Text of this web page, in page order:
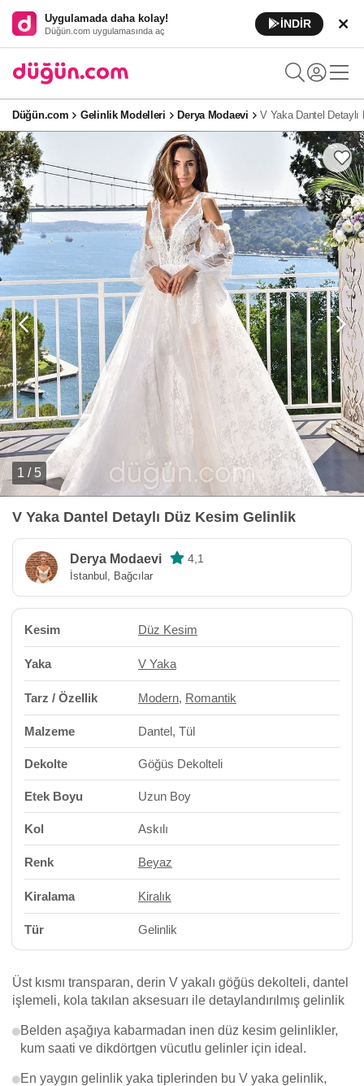
Uygulamada daha kolay!
Düğün.com uygulamasında aç
İNDİR
Düğün.com Gelinlik Modelleri Derya Modaevi V Yaka Dantel
1 / 5
V Yaka Dantel Detaylı Düz Kesim Gelinlik
Derya Modaevi 4,1
İstanbul, Bağcılar
Kesim Düz Kesim
Yaka V Yaka
Tarz / Özellik Modern, Romantik
Malzeme Dantel, Tül
Dekolte Göğüs Dekolteli
Etek Boyu Uzun Boy
Kol Askılı
Renk Beyaz
Kiralama Kiralık
Tür Gelinlik
Üst kısmı transparan, derin V yakalı göğüs dekolteli, dantel
işlemeli, kola takılan aksesuarı ile detaylandırılmış gelinlik
Belden aşağıya kabarmadan inen düz kesim gelinlikler,
kum saati ve dikdörtgen vücutlu gelinler için ideal.
En yaygın gelinlik yaka tiplerinden bu V yaka gelinlik,